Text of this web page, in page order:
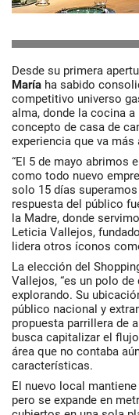
Desde su primera
María ha sabido
competitivo universo
alma, donde la cocina
concepto de casa de
experiencia que va más
“El 5 de mayo abrimos
como todo nuevo
solo 15 días
respuesta del público
la Madre, donde
Leticia Vallejos,
lidera otros íconos
La elección del
Vallejos, “es un polo
explorando. Su
público nacional y
propuesta parrillera de
busca capitalizar el
área que no contaba
características.
El nuevo local
pero se expande en